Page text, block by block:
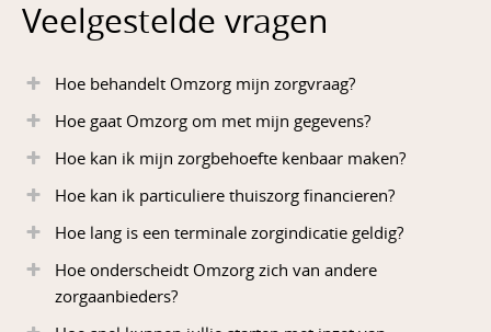
Veelgestelde vragen
Hoe behandelt Omzorg mijn zorgvraag?
Hoe gaat Omzorg om met mijn gegevens?
Hoe kan ik mijn zorgbehoefte kenbaar maken?
Hoe kan ik particuliere thuiszorg financieren?
Hoe lang is een terminale zorgindicatie geldig?
Hoe onderscheidt Omzorg zich van andere
zorgaanbieders?